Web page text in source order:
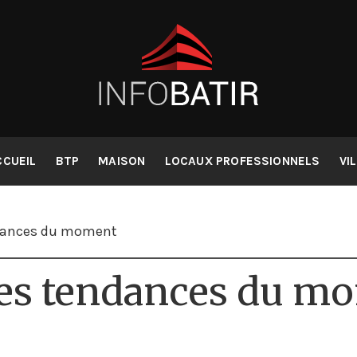
collaboratif
Infobatir
BTP MAISON LOCAUX PROFESSIONNELS
du moment
tendances du